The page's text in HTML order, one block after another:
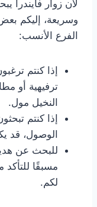
لأن زوار فايندرا
وسريعة، إليكم
الفرع الأنسب:
إذا كنتم
ترفيهية أو
النخيل مول.
إذا كنتم
الوصول، قد
للبحث عن
مسبقًا
لكم.